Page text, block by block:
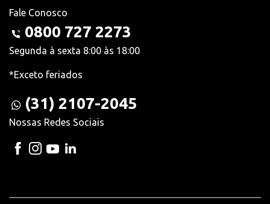
Fale Conosco
0800 727 2273
Segunda à sexta 8:00 às 18:00
*Exceto feriados
(31) 2107-2045
Nossas Redes Sociais